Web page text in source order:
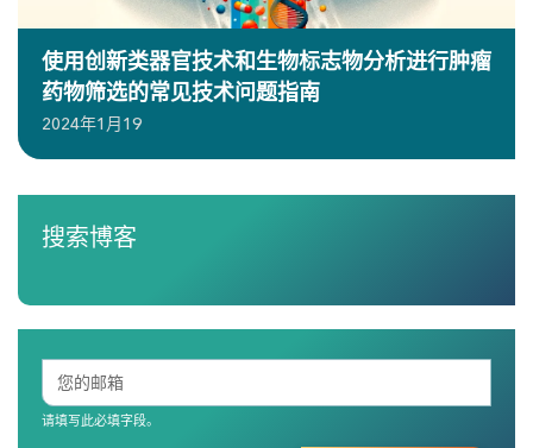
使用创新类器官技术和生物标志物分析进行肿瘤
药物筛选的常见技术问题指南
2024年1月19
搜索博客
请填写此必填字段。